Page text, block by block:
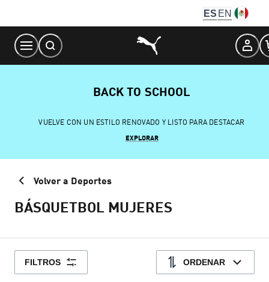
Content
ES EN
BACK TO SCHOOL
VUELVE CON UN ESTILO RENOVADO Y LISTO PARA DESTACAR
EXPLORAR
Volver a Deportes
BÁSQUETBOL MUJERES
FILTROS ORDENAR